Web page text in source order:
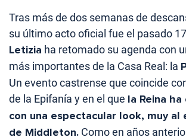
Tras más de dos semanas de
su último acto oficial fue el pasado
Letizia ha retomado su agenda con
más importantes de la Casa Real: la
Un evento castrense que coincide
de la Epifanía y en el que la Reina
con una espectacular look, muy al
de Middleton. Como en años